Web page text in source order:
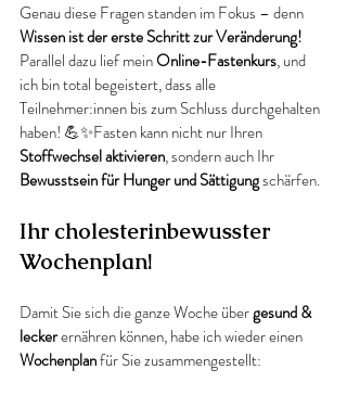
Genau diese Fragen standen im Fokus – denn
Wissen ist der erste Schritt zur Veränderung!
Parallel dazu lief mein Online-Fastenkurs, und
ich bin total begeistert, dass alle
Teilnehmer:innen bis zum Schluss durchgehalten
haben! 💪✨Fasten kann nicht nur Ihren
Stoffwechsel aktivieren, sondern auch Ihr
Bewusstsein für Hunger und Sättigung schärfen.
Ihr cholesterinbewusster
Wochenplan!
Damit Sie sich die ganze Woche über gesund &
lecker ernähren können, habe ich wieder einen
Wochenplan für Sie zusammengestellt: